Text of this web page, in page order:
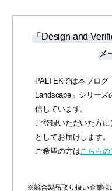
「Design and
メ
PALTEKでは本ブログ
Landscape」シリー
信しています。
ご登録いただいた方
としてお届けします。
ご希望の方は こちら
※競合製品取り扱い企業様